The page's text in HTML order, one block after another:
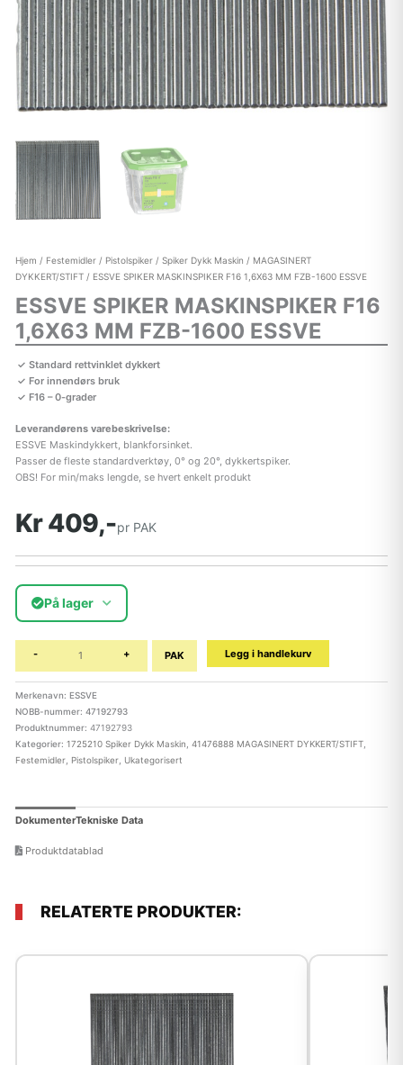
Hjem / Festemidler/ Pistolspiker/ Spiker Dykk Maskin / MAGASINERT
DYKKERT/STIFT/ ESSVE SPIKER MASKINSPIKER F16 1,6X63 MM FZB-1600 ESSVE
ESSVE SPIKER MASKINSPIKER F16
1,6X63 MM FZB-1600 ESSVE
Standard rettvinklet dykkert
For innendørs bruk
F16 – 0-grader
Leverandørens varebeskrivelse:
ESSVE Maskindykkert, blankforsinket.
Passer de fleste standardverktøy, 0° og 20°, dykkertspiker.
OBS! For min/maks lengde, se hvert enkelt produkt
Kr 409,-pr PAK
På lager
- + PAK Legg i handlekurv
Merkenavn: ESSVE
NOBB-nummer: 47192793
Produktnummer: 47192793
Kategorier: 1725210 Spiker Dykk Maskin 41476888 MAGASINERT DYKKERT/STIFT,
Festemidler, Pistolspiker, Ukategorisert
DokumenterTekniske Data
Produktdatablad
RELATERTE PRODUKTER: